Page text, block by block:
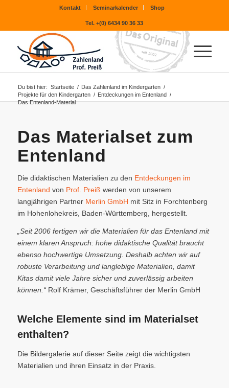
Kontakt Seminarkalender Shop
Tel. +(0) 6434 90 36 33
Du bist hier: Startseite / Das Zahlenland im Kindergarten /
Projekte für den Kindergarten / Entdeckungen im Entenland /
Das Entenland-Material
Das Materialset zum
Entenland
Die didaktischen Materialien zu den Entdeckungen im
Entenland von Prof. Preiß werden von unserem
langjährigen Partner Merlin GmbH mit Sitz in Forchtenberg
im Hohenlohekreis, Baden-Württemberg, hergestellt.
„Seit 2006 fertigen wir die Materialien für das Entenland mit
einem klaren Anspruch: hohe didaktische Qualität braucht
ebenso hochwertige Umsetzung. Deshalb achten wir auf
robuste Verarbeitung und langlebige Materialien, damit
Kitas damit viele Jahre sicher und zuverlässig arbeiten
können.“Rolf Krämer, Geschäftsführer der Merlin GmbH
Welche Elemente sind im Materialset
enthalten?
Die Bildergalerie auf dieser Seite zeigt die wichtigsten
Materialien und ihren Einsatz in der Praxis.